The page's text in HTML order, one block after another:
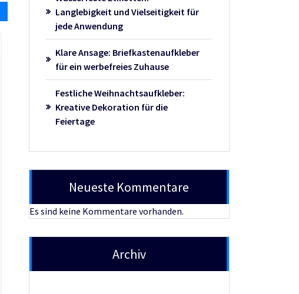
Langlebigkeit und Vielseitigkeit für
jede Anwendung
Klare Ansage: Briefkastenaufkleber
für ein werbefreies Zuhause
Festliche Weihnachtsaufkleber:
Kreative Dekoration für die
Feiertage
Neueste Kommentare
Es sind keine Kommentare vorhanden.
Archiv